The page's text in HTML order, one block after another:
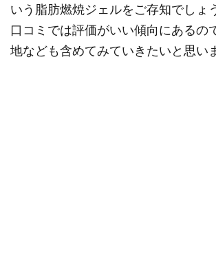
いう脂肪燃焼ジェルをご存知でしょ
口コミでは評価がいい傾向にあるの
地なども含めてみていきたいと思い